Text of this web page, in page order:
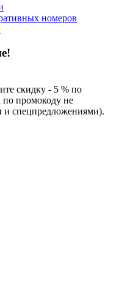
номеров
скидку - 5 % по
промокоду не
и спецпредложениями).